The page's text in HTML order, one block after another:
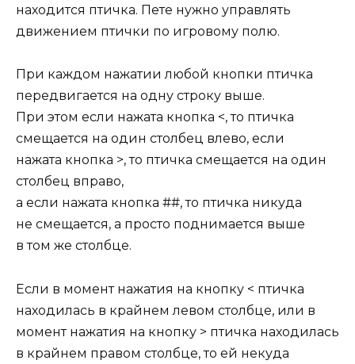
находится птичка. Пете нужно управлять
движением птички по игровому полю.
При каждом нажатии любой кнопки птичка
передвигается на одну строку выше.
При этом если нажата кнопка <, то птичка
смещается на один столбец влево, если
нажата кнопка >, то птичка смещается на один
столбец вправо,
а если нажата кнопка ##, то птичка никуда
не смещается, а просто поднимается выше
в том же столбце.
Если в момент нажатия на кнопку < птичка
находилась в крайнем левом столбце, или в
момент нажатия на кнопку > птичка находилась
в крайнем правом столбце, то ей некуда